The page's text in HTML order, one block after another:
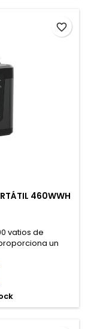
460WWH
vatios de
un
Wh.
favorite_border